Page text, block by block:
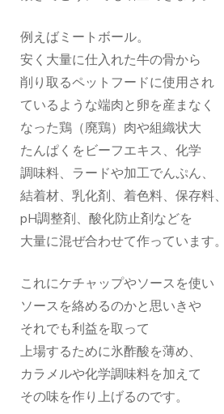
例えばミートボール。
安く大量に仕入れた牛の骨から
削り取るペットフードに使用され
ているような端肉と卵を産まなく
なった鶏（廃鶏）肉や組織状大
たんぱくをビーフエキス、化学
調味料、ラードや加工でんぷん、
結着材、乳化剤、着色料、保存料、
pH調整剤、酸化防止剤などを
大量に混ぜ合わせて作っています。
これにケチャップやソースを使い
ソースを絡めるのかと思いきや
それでも利益を取って
上場するために氷酢酸を薄め、
カラメルや化学調味料を加えて
その味を作り上げるのです。